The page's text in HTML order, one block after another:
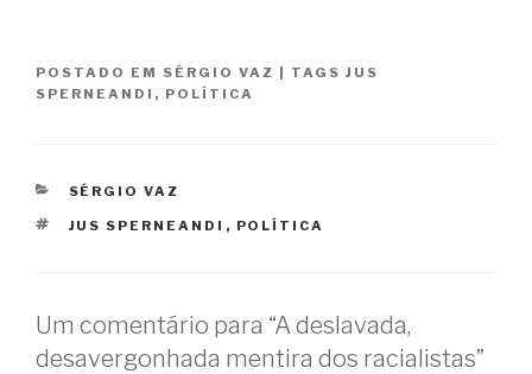
POSTADO EM SÉRGIO VAZ | TAGS JUS
SPERNEANDI , POLÍTICA
CATEGORIAS
SÉRGIO VAZ
TAGS
JUS SPERNEANDI , POLÍTICA
Um comentário para “A deslavada,
desavergonhada mentira dos racialistas”